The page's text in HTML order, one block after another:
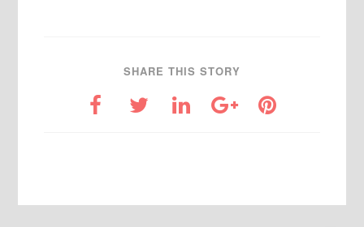
SHARE THIS STORY